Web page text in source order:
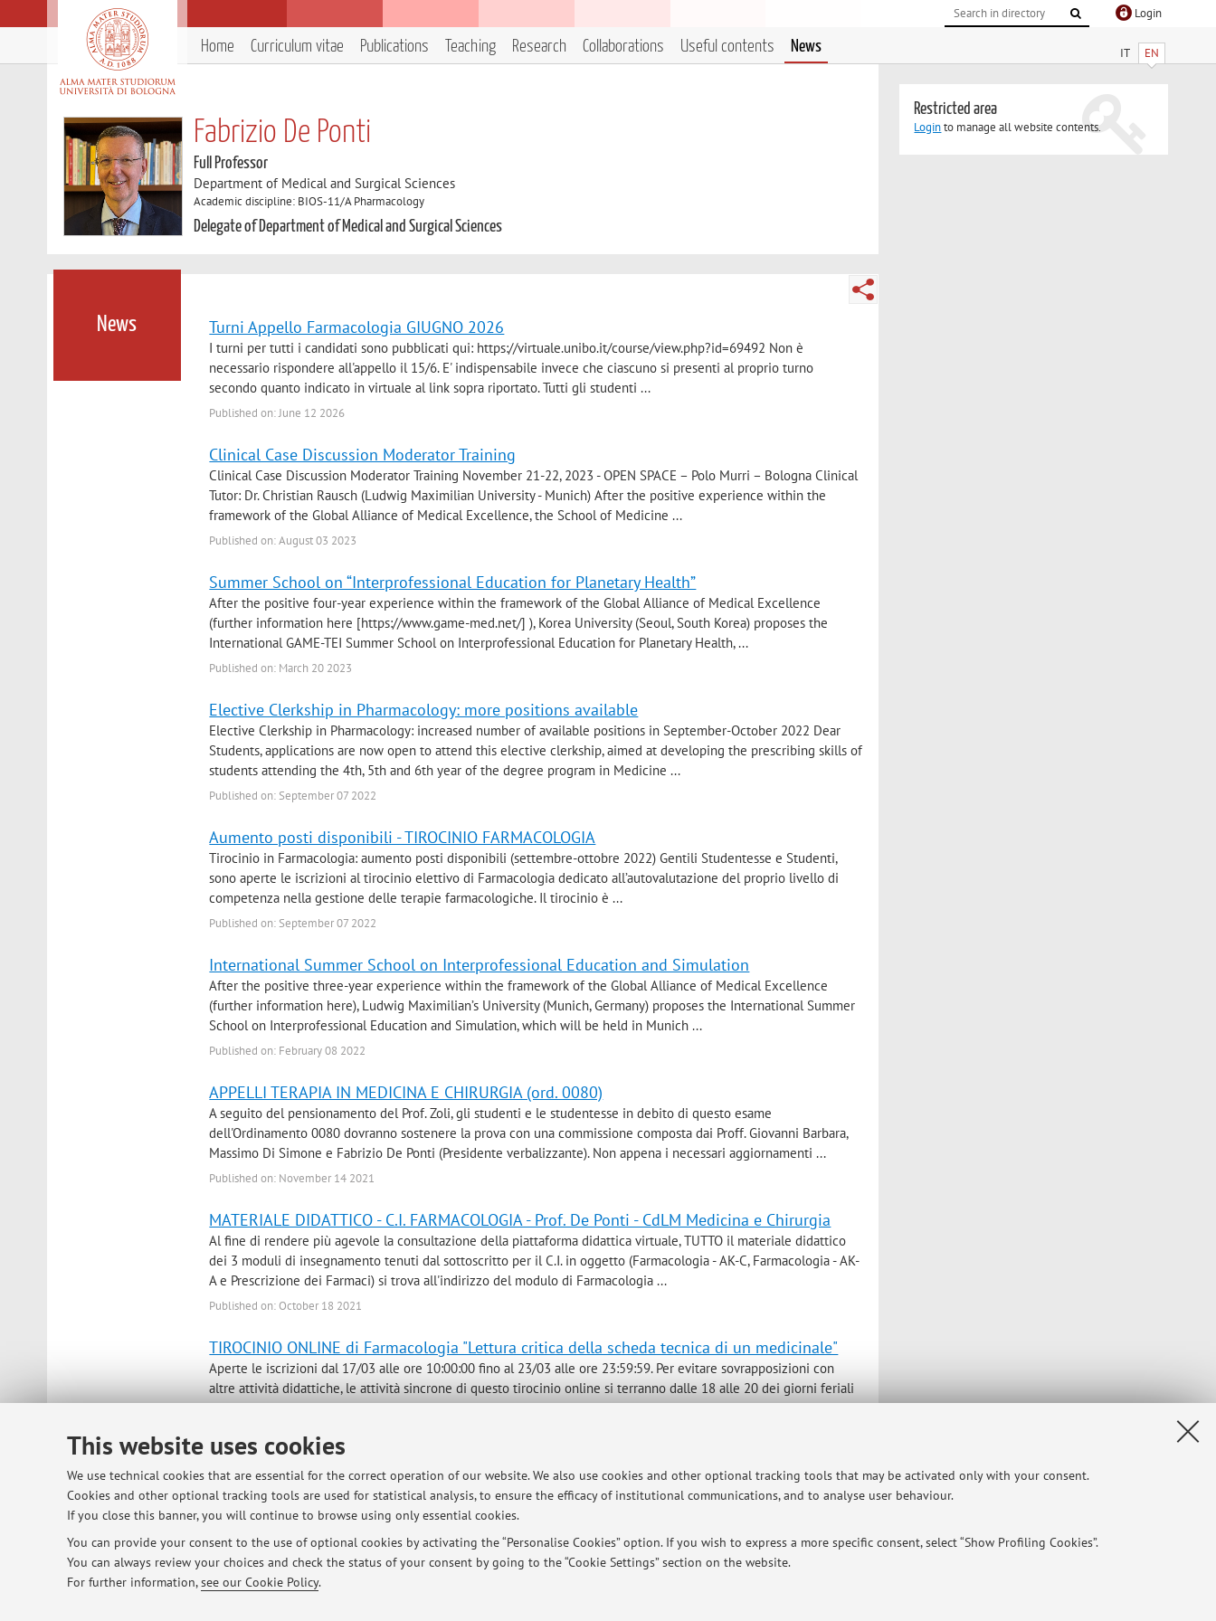
This website uses cookies
We use technical cookies that are essential for the correct operation of our website. We also use cookies and other optional tracking tools that may be activated only with your consent.
Cookies and other optional tracking tools are used for statistical analysis, to ensure the efficacy of institutional communications, and to analyse user behaviour.
If you close this banner, you will continue to browse using only essential cookies.
You can provide your consent to the use of optional cookies by activating the “Personalise Cookies” option. If you wish to express a more specific consent, select “Show Profiling Cookies”.
You can always review your choices and check the status of your consent by going to the “Cookie Settings” section on the website.
For further information,see our Cookie Policy.
Login
IT EN
Home Curriculum vitae Publications Teaching Research Collaborations Useful contents News
Fabrizio De Ponti
Full Professor
Department of Medical and Surgical Sciences
Academic discipline: BIOS-11/A Pharmacology
Delegate of Department of Medical and Surgical Sciences
News Turni Appello Farmacologia GIUGNO 2026
I turni per tutti i candidati sono pubblicati qui: https://virtuale.unibo.it/course/view.php?id=69492 Non è
necessario rispondere all'appello il 15/6. E' indispensabile invece che ciascuno si presenti al proprio turno
secondo quanto indicato in virtuale al link sopra riportato. Tutti gli studenti ...
Published on: June 12 2026
Clinical Case Discussion Moderator Training
Clinical Case Discussion Moderator Training November 21-22, 2023 - OPEN SPACE – Polo Murri – Bologna Clinical
Tutor: Dr. Christian Rausch (Ludwig Maximilian University - Munich) After the positive experience within the
framework of the Global Alliance of Medical Excellence, the School of Medicine ...
Published on: August 03 2023
Summer School on “Interprofessional Education for Planetary Health”
After the positive four-year experience within the framework of the Global Alliance of Medical Excellence
(further information here [https://www.game-med.net/] ), Korea University (Seoul, South Korea) proposes the
International GAME-TEI Summer School on Interprofessional Education for Planetary Health, ...
Published on: March 20 2023
Elective Clerkship in Pharmacology: more positions available
Elective Clerkship in Pharmacology: increased number of available positions in September-October 2022 Dear
Students, applications are now open to attend this elective clerkship, aimed at developing the prescribing skills of
students attending the 4th, 5th and 6th year of the degree program in Medicine ...
Published on: September 07 2022
Aumento posti disponibili - TIROCINIO FARMACOLOGIA
Tirocinio in Farmacologia: aumento posti disponibili (settembre-ottobre 2022) Gentili Studentesse e Studenti,
sono aperte le iscrizioni al tirocinio elettivo di Farmacologia dedicato all’autovalutazione del proprio livello di
competenza nella gestione delle terapie farmacologiche. Il tirocinio è ...
Published on: September 07 2022
International Summer School on Interprofessional Education and Simulation
After the positive three-year experience within the framework of the Global Alliance of Medical Excellence
(further information here), Ludwig Maximilian’s University (Munich, Germany) proposes the International Summer
School on Interprofessional Education and Simulation, which will be held in Munich ...
Published on: February 08 2022
APPELLI TERAPIA IN MEDICINA E CHIRURGIA (ord. 0080)
A seguito del pensionamento del Prof. Zoli, gli studenti e le studentesse in debito di questo esame
dell'Ordinamento 0080 dovranno sostenere la prova con una commissione composta dai Proff. Giovanni Barbara,
Massimo Di Simone e Fabrizio De Ponti (Presidente verbalizzante). Non appena i necessari aggiornamenti ...
Published on: November 14 2021
MATERIALE DIDATTICO - C.I. FARMACOLOGIA - Prof. De Ponti - CdLM Medicina e Chirurgia
Al fine di rendere più agevole la consultazione della piattaforma didattica virtuale, TUTTO il materiale didattico
dei 3 moduli di insegnamento tenuti dal sottoscritto per il C.I. in oggetto (Farmacologia - AK-C, Farmacologia - AK-
A e Prescrizione dei Farmaci) si trova all'indirizzo del modulo di Farmacologia ...
Published on: October 18 2021
TIROCINIO ONLINE di Farmacologia "Lettura critica della scheda tecnica di un medicinale"
Aperte le iscrizioni dal 17/03 alle ore 10:00:00 fino al 23/03 alle ore 23:59:59. Per evitare sovrapposizioni con
altre attività didattiche, le attività sincrone di questo tirocinio online si terranno dalle 18 alle 20 dei giorni feriali
(e, se necessario, il sabato mattina). L’orario dettagliato verrà ...
Published on: March 16 2021
Tirocinio ONLINE di recupero "Prescrizione dei farmaci: strumenti e approccio pratico
ragionato"
Gli studenti del 4°, 5°, 6° anno e fuori corso dell’ordinamento 8415 che debbono ancora sostenere un tirocinio “a
scelta” avranno la possibilità di recuperarlo anche attraverso un percorso strutturato a distanza dal titolo:
“PRESCRIZIONE DEI FARMACI: STRUMENTI E APPROCCIO RAGIONATO”. Il tirocinio online ...
Published on: October 13 2020
Restricted area
Loginto manage all website contents.